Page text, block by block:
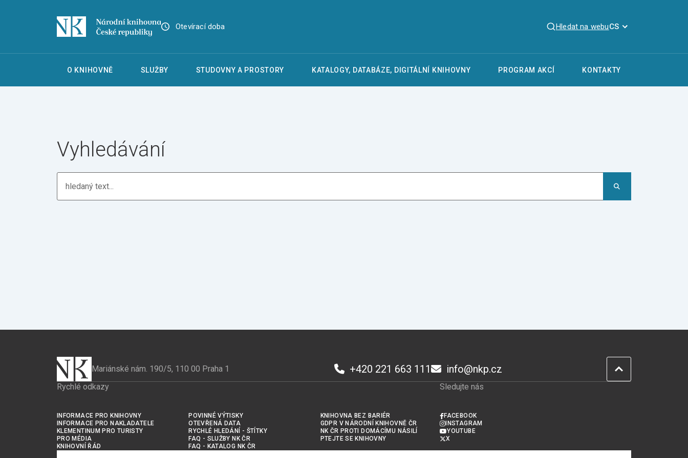
Otevírací doba Hledat na webuCS
O KNIHOVNĚ SLUŽBY STUDOVNY A PROSTORY KATALOGY, DATABÁZE, DIGITÁLNÍ KNIHOVNY PROGRAM AKCÍ KONTAKTY
Vyhledávání
Mariánské nám. 190/5, 110 00 Praha 1 +420 221 663 111 info@nkp.cz
Rychlé odkazy
INFORMACE PRO KNIHOVNY
INFORMACE PRO NAKLADATELE
KLEMENTINUM PRO TURISTY
PRO MÉDIA
KNIHOVNÍ ŘÁD
POVINNÉ VÝTISKY
OTEVŘENÁ DATA
RYCHLÉ HLEDÁNÍ - ŠTÍTKY
FAQ - SLUŽBY NK ČR
FAQ - KATALOG NK ČR
KNIHOVNA BEZ BARIÉR
GDPR V NÁRODNÍ KNIHOVNĚ ČR
NK ČR PROTI DOMÁCÍMU NÁSILÍ
PTEJTE SE KNIHOVNY
Sledujte nás
FACEBOOK
INSTAGRAM
YOUTUBE
X